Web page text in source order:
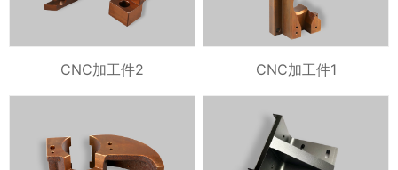
CNC加工件2 CNC加工件1